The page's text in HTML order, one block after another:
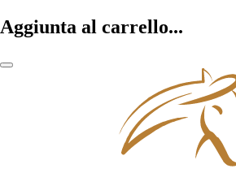
Aggiunta al carrello...